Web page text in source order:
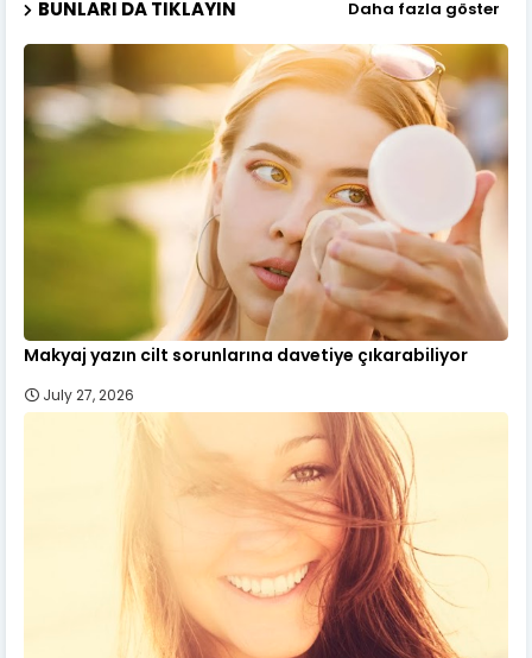
BUNLARI DA TIKLAYIN Daha fazla göster
Makyaj yazın cilt sorunlarına davetiye çıkarabiliyor
July 27, 2026